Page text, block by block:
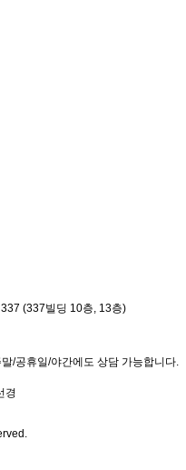
(337빌딩 10층, 13층)
/공휴일/야간에도 상담 가능합니다.
경